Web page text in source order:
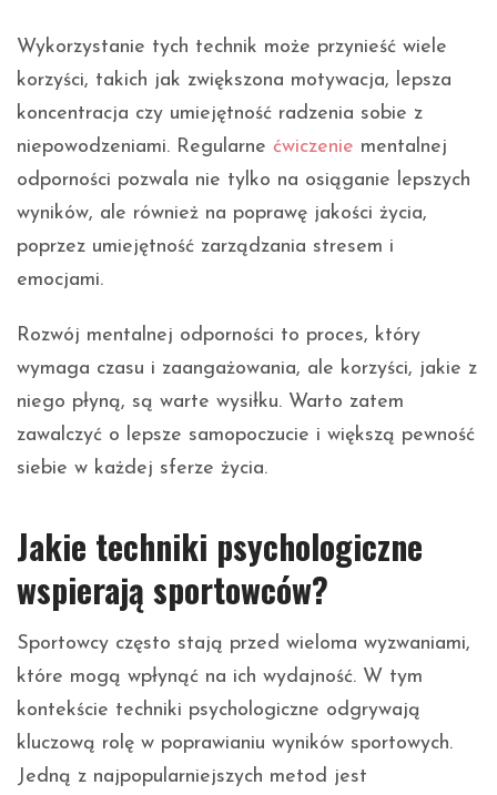
Wykorzystanie tych technik może przynieść wiele
korzyści, takich jak zwiększona motywacja, lepsza
koncentracja czy umiejętność radzenia sobie z
niepowodzeniami. Regularne ćwiczenie mentalnej
odporności pozwala nie tylko na osiąganie lepszych
wyników, ale również na poprawę jakości życia,
poprzez umiejętność zarządzania stresem i
emocjami.
Rozwój mentalnej odporności to proces, który
wymaga czasu i zaangażowania, ale korzyści, jakie z
niego płyną, są warte wysiłku. Warto zatem
zawalczyć o lepsze samopoczucie i większą pewność
siebie w każdej sferze życia.
Jakie techniki psychologiczne
wspierają sportowców?
Sportowcy często stają przed wieloma wyzwaniami,
które mogą wpłynąć na ich wydajność. W tym
kontekście techniki psychologiczne odgrywają
kluczową rolę w poprawianiu wyników sportowych.
Jedną z najpopularniejszych metod jest